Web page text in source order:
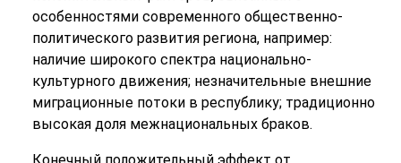
особенностями современного общественно-
политического развития региона, например:
наличие широкого спектра национально-
культурного движения; незначительные внешние
миграционные потоки в республику; традиционно
высокая доля межнациональных браков.